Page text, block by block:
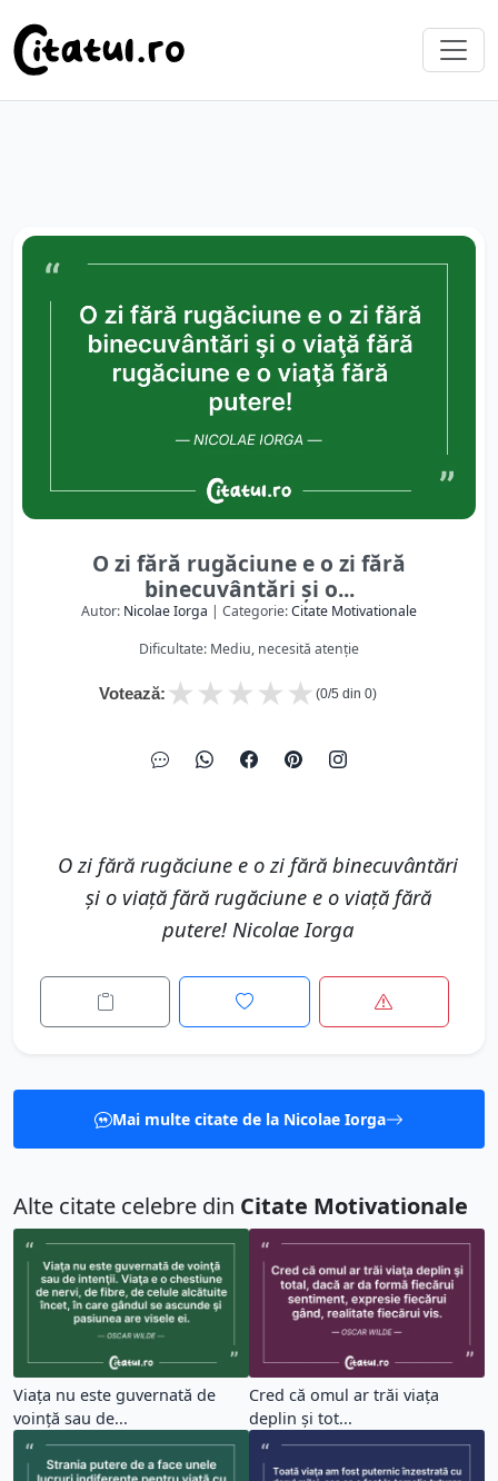
O zi fără rugăciune e o zi fără
binecuvântări şi o...
Autor: Nicolae Iorga | Categorie:Citate Motivationale
Dificultate: Mediu, necesită atenție
Votează: ★
★
★
★
★ (0/5 din 0)
O zi fără rugăciune e o zi fără binecuvântări
şi o viaţă fără rugăciune e o viaţă fără
putere! Nicolae Iorga
Mai multe citate de la Nicolae Iorga
Alte citate celebre din Citate Motivationale
Viaţa nu este guvernată de
voinţă sau de...
Cred că omul ar trăi viaţa
deplin şi tot...